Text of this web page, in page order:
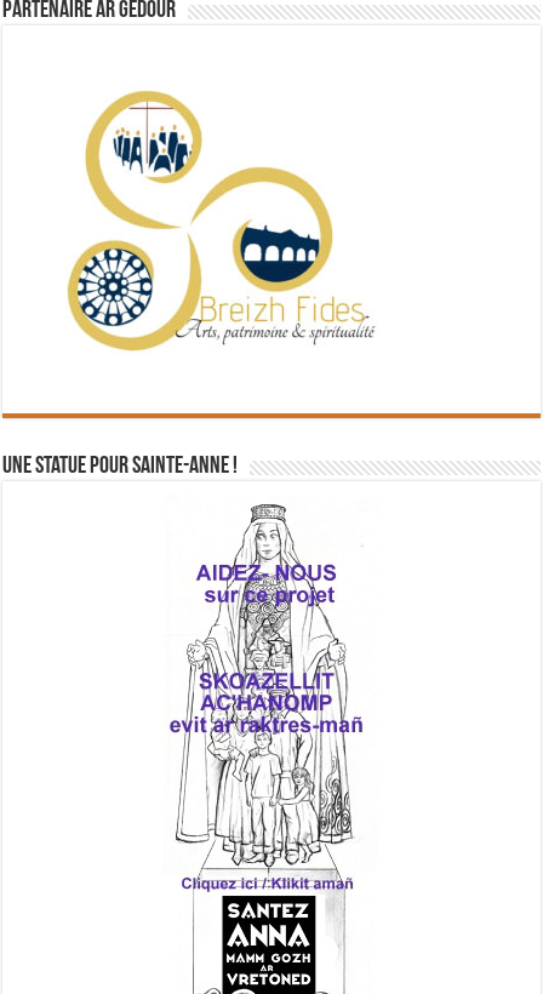
Partenaire Ar Gedour
Une statue pour Sainte-Anne !